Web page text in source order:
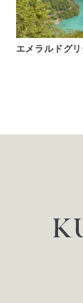
エメラルドグ